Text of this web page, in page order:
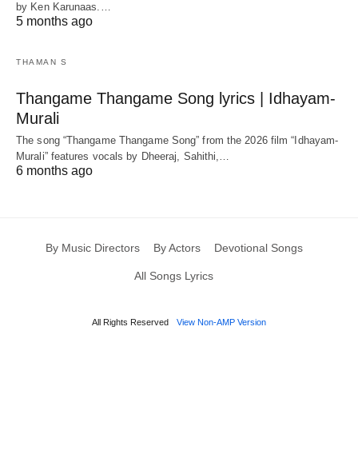
by Ken Karunaas.…
5 months ago
THAMAN S
Thangame Thangame Song lyrics | Idhayam-
Murali
The song “Thangame Thangame Song” from the 2026 film “Idhayam-
Murali” features vocals by Dheeraj, Sahithi,…
6 months ago
By Music Directors By Actors Devotional Songs
All Songs Lyrics
All Rights Reserved View Non-AMP Version